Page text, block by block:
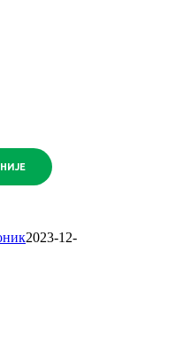
2023-12-